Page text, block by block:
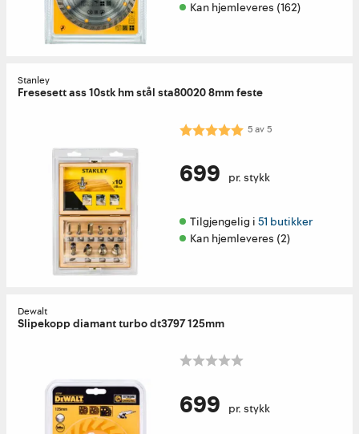
Kan hjemleveres (162)
Stanley
Fresesett ass 10stk hm stål sta80020 8mm feste
Karakter: 5.0 av 5 mulige
5av5
699 pr. stykk
Tilgjengelig i 51 butikker
Kan hjemleveres (2)
Dewalt
Slipekopp diamant turbo dt3797 125mm
699 pr. stykk